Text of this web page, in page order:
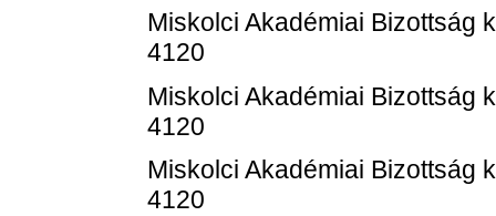
Miskolci Akadémiai Bizottság
4120
Miskolci Akadémiai Bizottság
4120
Miskolci Akadémiai Bizottság
4120